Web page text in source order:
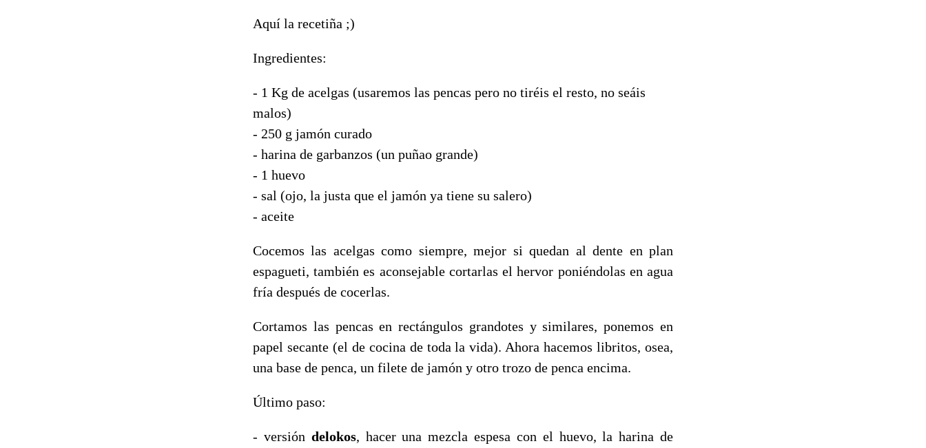
Aquí la recetiña ;)
Ingredientes:
- 1 Kg de acelgas (usaremos las pencas pero no tiréis el resto, no seáis
malos)
- 250 g jamón curado
- harina de garbanzos (un puñao grande)
- 1 huevo
- sal (ojo, la justa que el jamón ya tiene su salero)
- aceite
Cocemos las acelgas como siempre, mejor si quedan al dente en plan
espagueti, también es aconsejable cortarlas el hervor poniéndolas en agua
fría después de cocerlas.
Cortamos las pencas en rectángulos grandotes y similares, ponemos en
papel secante (el de cocina de toda la vida). Ahora hacemos libritos, osea,
una base de penca, un filete de jamón y otro trozo de penca encima.
Último paso:
- versión delokos, hacer una mezcla espesa con el huevo, la harina de